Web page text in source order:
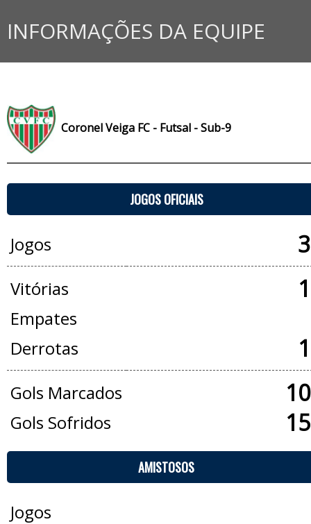
INFORMAÇÕES DA EQUIPE
Coronel Veiga FC - Futsal - Sub-9
JOGOS OFICIAIS
Jogos
Vitórias
Empates
Derrotas
Gols Marcados
Gols Sofridos
AMISTOSOS
Jogos